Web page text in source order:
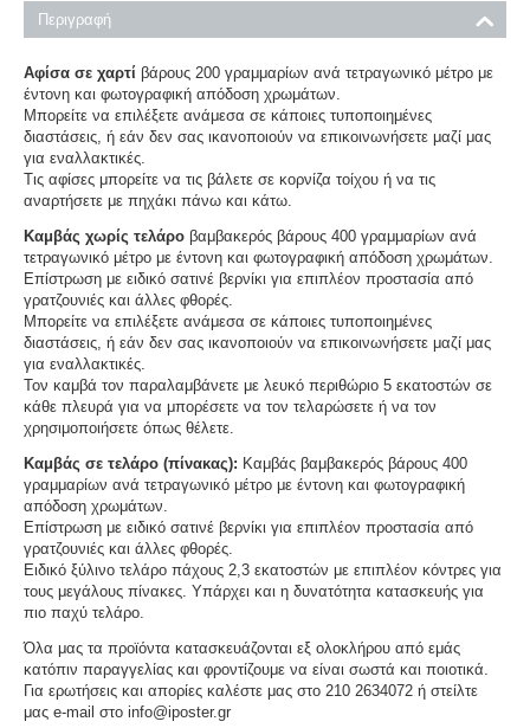
Περιγραφή
Αφίσα σε χαρτί βάρους 200 γραμμαρίων ανά τετραγωνικό μέτρο με
έντονη και φωτογραφική απόδοση χρωμάτων.
Μπορείτε να επιλέξετε ανάμεσα σε κάποιες τυποποιημένες
διαστάσεις, ή εάν δεν σας ικανοποιούν να επικοινωνήσετε μαζί μας
για εναλλακτικές.
Τις αφίσες μπορείτε να τις βάλετε σε κορνίζα τοίχου ή να τις
αναρτήσετε με πηχάκι πάνω και κάτω.
Καμβάς χωρίς τελάρο βαμβακερός βάρους 400 γραμμαρίων ανά
τετραγωνικό μέτρο με έντονη και φωτογραφική απόδοση χρωμάτων.
Επίστρωση με ειδικό σατινέ βερνίκι για επιπλέον προστασία από
γρατζουνιές και άλλες φθορές.
Μπορείτε να επιλέξετε ανάμεσα σε κάποιες τυποποιημένες
διαστάσεις, ή εάν δεν σας ικανοποιούν να επικοινωνήσετε μαζί μας
για εναλλακτικές.
Τον καμβά τον παραλαμβάνετε με λευκό περιθώριο 5 εκατοστών σε
κάθε πλευρά για να μπορέσετε να τον τελαρώσετε ή να τον
χρησιμοποιήσετε όπως θέλετε.
Καμβάς σε τελάρο (πίνακας): Καμβάς βαμβακερός βάρους 400
γραμμαρίων ανά τετραγωνικό μέτρο με έντονη και φωτογραφική
απόδοση χρωμάτων.
Επίστρωση με ειδικό σατινέ βερνίκι για επιπλέον προστασία από
γρατζουνιές και άλλες φθορές.
Ειδικό ξύλινο τελάρο πάχους 2,3 εκατοστών με επιπλέον κόντρες για
τους μεγάλους πίνακες. Υπάρχει και η δυνατότητα κατασκευής για
πιο παχύ τελάρο.
Όλα μας τα προϊόντα κατασκευάζονται εξ ολοκλήρου από εμάς
κατόπιν παραγγελίας και φροντίζουμε να είναι σωστά και ποιοτικά.
Για ερωτήσεις και απορίες καλέστε μας στο 210 2634072 ή στείλτε
μας e-mail στο info@iposter.gr